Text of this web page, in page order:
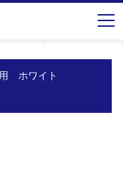
地デジ用 UHF平面アンテナ 垂直専用 ホワイト WG20V-W
ホワイト